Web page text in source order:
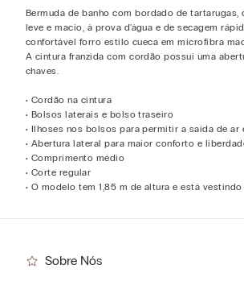
Bermuda de banho com bordado de tartarugas,
leve e macio, à prova d'água e de secagem
confortável forro estilo cueca em microfibra
A cintura franzida com cordão possui uma
chaves.
• Cordão na cintura
• Bolsos laterais e bolso traseiro
• Ilhoses nos bolsos para permitir a saída de ar
• Abertura lateral para maior conforto e
• Comprimento médio
• Corte regular
• O modelo tem 1,85 m de altura e está
Sobre Nós